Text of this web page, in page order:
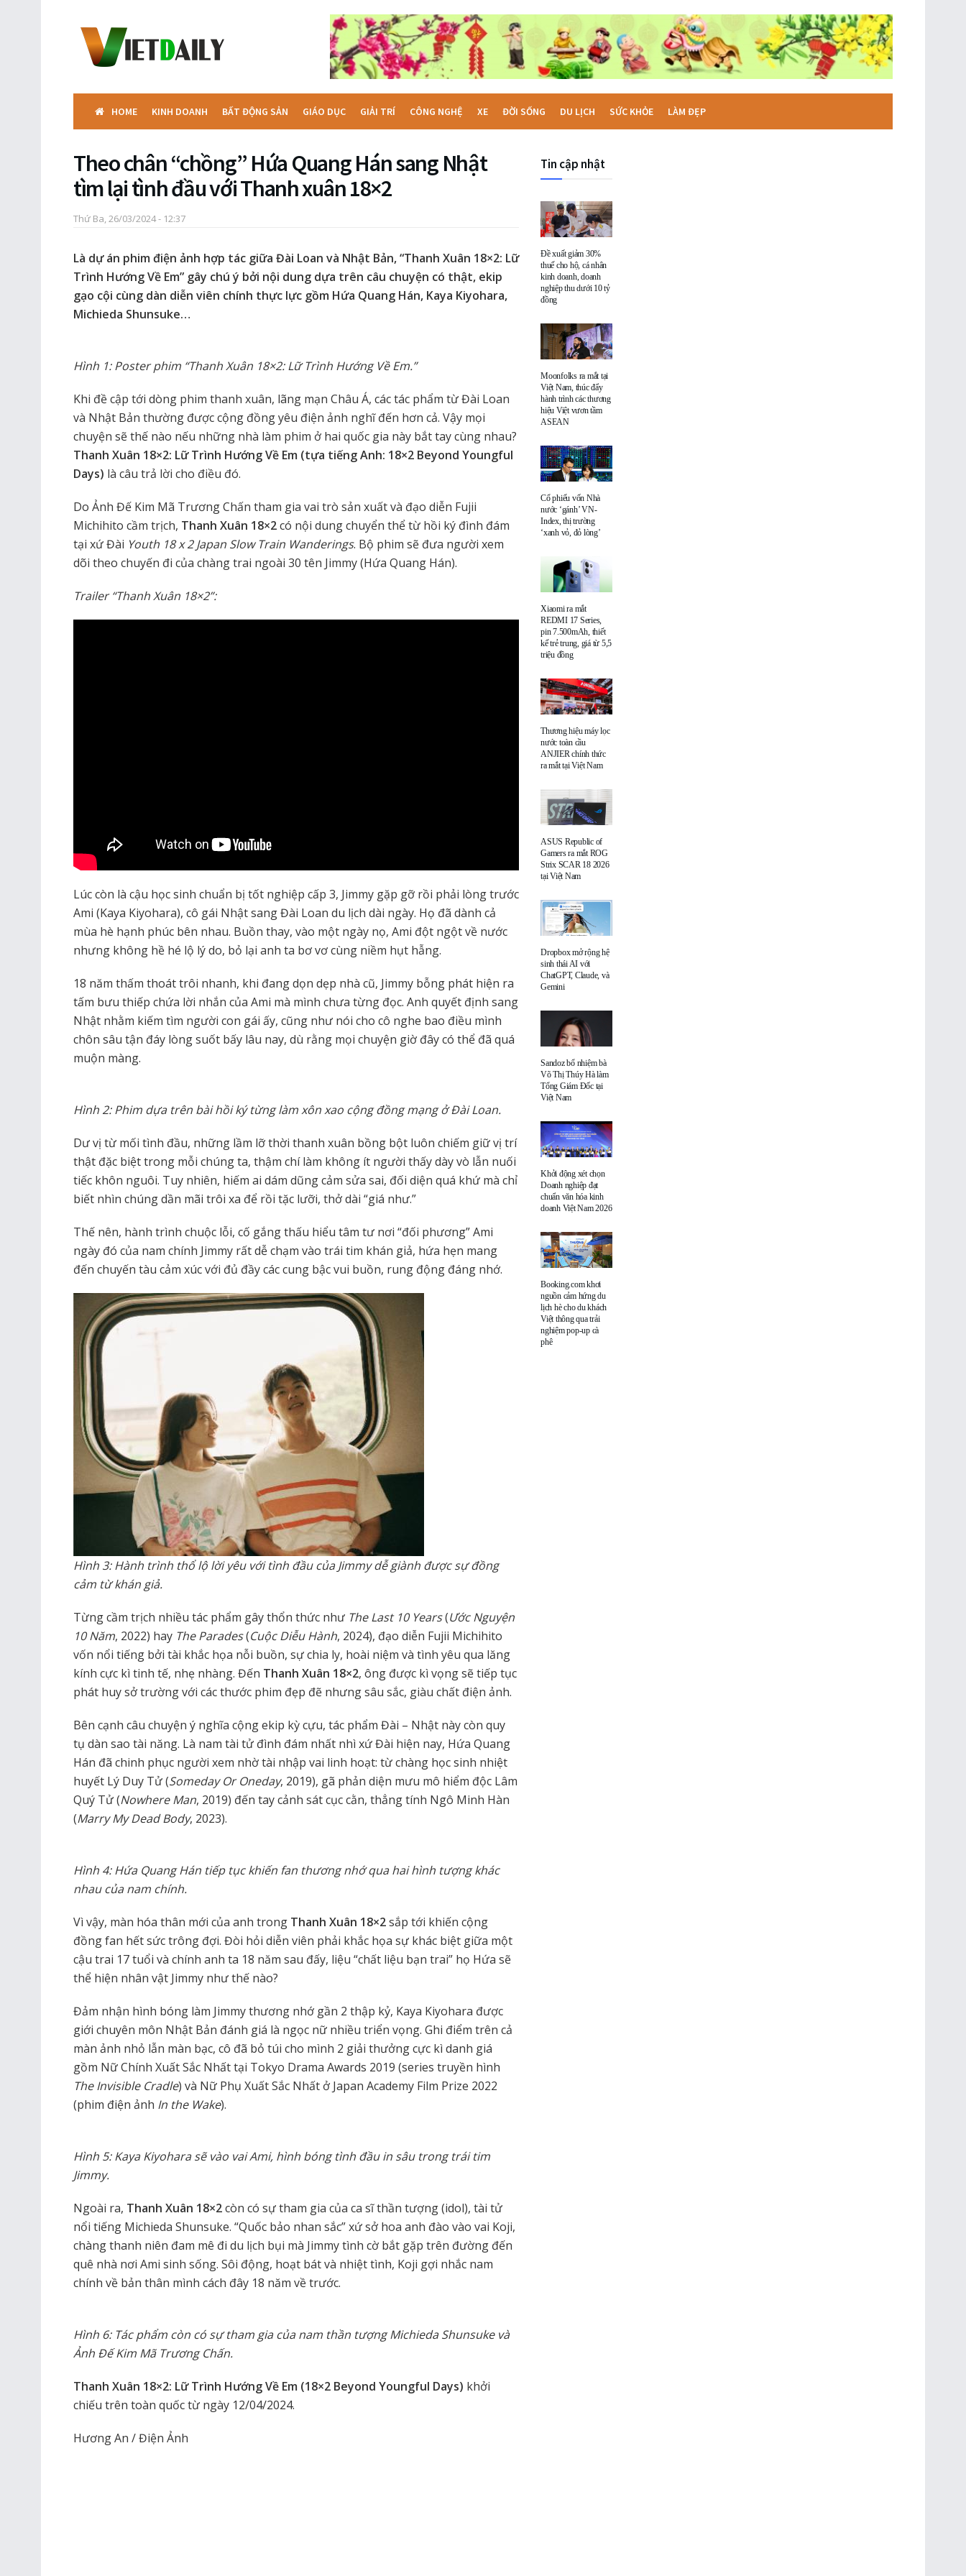
HOME KINH DOANH BẤT ĐỘNG SẢN GIÁO DỤC GIẢI TRÍ CÔNG NGHỆ XE ĐỜI SỐNG DU LỊCH SỨC KHỎE LÀM ĐẸP
Theo chân “chồng” Hứa Quang Hán sang Nhật
tìm lại tình đầu với Thanh xuân 18×2
Thứ Ba, 26/03/2024 - 12:37
Là dự án phim điện ảnh hợp tác giữa Đài Loan và Nhật Bản, “Thanh Xuân 18×2: Lữ
Trình Hướng Về Em” gây chú ý bởi nội dung dựa trên câu chuyện có thật, ekip
gạo cội cùng dàn diễn viên chính thực lực gồm Hứa Quang Hán, Kaya Kiyohara,
Michieda Shunsuke…
Hình 1: Poster phim “Thanh Xuân 18×2: Lữ Trình Hướng Về Em.”
Khi đề cập tới dòng phim thanh xuân, lãng mạn Châu Á, các tác phẩm từ Đài Loan
và Nhật Bản thường được cộng đồng yêu điện ảnh nghĩ đến hơn cả. Vậy mọi
chuyện sẽ thế nào nếu những nhà làm phim ở hai quốc gia này bắt tay cùng nhau?
Thanh Xuân 18×2: Lữ Trình Hướng Về Em (tựa tiếng Anh: 18×2 Beyond Youngful
Days) là câu trả lời cho điều đó.
Do Ảnh Đế Kim Mã Trương Chấn tham gia vai trò sản xuất và đạo diễn Fujii
Michihito cầm trịch, Thanh Xuân 18×2có nội dung chuyển thể từ hồi ký đình đám
tại xứ Đài Youth 18 x 2 Japan Slow Train Wanderings. Bộ phim sẽ đưa người xem
dõi theo chuyến đi của chàng trai ngoài 30 tên Jimmy (Hứa Quang Hán).
Trailer “Thanh Xuân 18×2”:
Lúc còn là cậu học sinh chuẩn bị tốt nghiệp cấp 3, Jimmy gặp gỡ rồi phải lòng trước
Ami (Kaya Kiyohara), cô gái Nhật sang Đài Loan du lịch dài ngày. Họ đã dành cả
mùa hè hạnh phúc bên nhau. Buồn thay, vào một ngày nọ, Ami đột ngột về nước
nhưng không hề hé lộ lý do, bỏ lại anh ta bơ vơ cùng niềm hụt hẫng.
18 năm thấm thoát trôi nhanh, khi đang dọn dẹp nhà cũ, Jimmy bỗng phát hiện ra
tấm bưu thiếp chứa lời nhắn của Ami mà mình chưa từng đọc. Anh quyết định sang
Nhật nhằm kiếm tìm người con gái ấy, cũng như nói cho cô nghe bao điều mình
chôn sâu tận đáy lòng suốt bấy lâu nay, dù rằng mọi chuyện giờ đây có thể đã quá
muộn màng.
Hình 2: Phim dựa trên bài hồi ký từng làm xôn xao cộng đồng mạng ở Đài Loan.
Dư vị từ mối tình đầu, những lầm lỡ thời thanh xuân bồng bột luôn chiếm giữ vị trí
thật đặc biệt trong mỗi chúng ta, thậm chí làm không ít người thấy dày vò lẫn nuối
tiếc khôn nguôi. Tuy nhiên, hiếm ai dám dũng cảm sửa sai, đối diện quá khứ mà chỉ
biết nhìn chúng dần mãi trôi xa để rồi tặc lưỡi, thở dài “giá như.”
Thế nên, hành trình chuộc lỗi, cố gắng thấu hiểu tâm tư nơi “đối phương” Ami
ngày đó của nam chính Jimmy rất dễ chạm vào trái tim khán giả, hứa hẹn mang
đến chuyến tàu cảm xúc với đủ đầy các cung bậc vui buồn, rung động đáng nhớ.
Hình 3: Hành trình thổ lộ lời yêu với tình đầu của Jimmy dễ giành được sự đồng
cảm từ khán giả.
Từng cầm trịch nhiều tác phẩm gây thổn thức như The Last 10 Years(Ước Nguyện
10 Năm, 2022) hay The Parades(Cuộc Diễu Hành, 2024), đạo diễn Fujii Michihito
vốn nổi tiếng bởi tài khắc họa nỗi buồn, sự chia ly, hoài niệm và tình yêu qua lăng
kính cực kì tinh tế, nhẹ nhàng. Đến Thanh Xuân 18×2, ông được kì vọng sẽ tiếp tục
phát huy sở trường với các thước phim đẹp đẽ nhưng sâu sắc, giàu chất điện ảnh.
Bên cạnh câu chuyện ý nghĩa cộng ekip kỳ cựu, tác phẩm Đài – Nhật này còn quy
tụ dàn sao tài năng. Là nam tài tử đình đám nhất nhì xứ Đài hiện nay, Hứa Quang
Hán đã chinh phục người xem nhờ tài nhập vai linh hoạt: từ chàng học sinh nhiệt
huyết Lý Duy Tử (Someday Or Oneday, 2019), gã phản diện mưu mô hiểm độc Lâm
Quý Tử (Nowhere Man, 2019) đến tay cảnh sát cục cằn, thẳng tính Ngô Minh Hàn
(Marry My Dead Body, 2023).
Hình 4: Hứa Quang Hán tiếp tục khiến fan thương nhớ qua hai hình tượng khác
nhau của nam chính.
Vì vậy, màn hóa thân mới của anh trong Thanh Xuân 18×2sắp tới khiến cộng
đồng fan hết sức trông đợi. Đòi hỏi diễn viên phải khắc họa sự khác biệt giữa một
cậu trai 17 tuổi và chính anh ta 18 năm sau đấy, liệu “chất liệu bạn trai” họ Hứa sẽ
thể hiện nhân vật Jimmy như thế nào?
Đảm nhận hình bóng làm Jimmy thương nhớ gần 2 thập kỷ, Kaya Kiyohara được
giới chuyên môn Nhật Bản đánh giá là ngọc nữ nhiều triển vọng. Ghi điểm trên cả
màn ảnh nhỏ lẫn màn bạc, cô đã bỏ túi cho mình 2 giải thưởng cực kì danh giá
gồm Nữ Chính Xuất Sắc Nhất tại Tokyo Drama Awards 2019 (series truyền hình
The Invisible Cradle) và Nữ Phụ Xuất Sắc Nhất ở Japan Academy Film Prize 2022
(phim điện ảnh In the Wake).
Hình 5: Kaya Kiyohara sẽ vào vai Ami, hình bóng tình đầu in sâu trong trái tim
Jimmy.
Ngoài ra, Thanh Xuân 18×2còn có sự tham gia của ca sĩ thần tượng (idol), tài tử
nổi tiếng Michieda Shunsuke. “Quốc bảo nhan sắc” xứ sở hoa anh đào vào vai Koji,
chàng thanh niên đam mê đi du lịch bụi mà Jimmy tình cờ bắt gặp trên đường đến
quê nhà nơi Ami sinh sống. Sôi động, hoạt bát và nhiệt tình, Koji gợi nhắc nam
chính về bản thân mình cách đây 18 năm về trước.
Hình 6: Tác phẩm còn có sự tham gia của nam thần tượng Michieda Shunsuke và
Ảnh Đế Kim Mã Trương Chấn.
Thanh Xuân 18×2: Lữ Trình Hướng Về Em (18×2 Beyond Youngful Days) khởi
chiếu trên toàn quốc từ ngày 12/04/2024.
Hương An / Điện Ảnh
Tin cập nhật
Đề xuất giảm 30%
thuế cho hộ, cá nhân
kinh doanh, doanh
nghiệp thu dưới 10 tỷ
đồng
Moonfolks ra mắt tại
Việt Nam, thúc đẩy
hành trình các thương
hiệu Việt vươn tầm
ASEAN
Cổ phiếu vốn Nhà
nước ‘gánh’ VN-
Index, thị trường
‘xanh vỏ, đỏ lòng’
Xiaomi ra mắt
REDMI 17 Series,
pin 7.500mAh, thiết
kế trẻ trung, giá từ 5,5
triệu đồng
Thương hiệu máy lọc
nước toàn cầu
ANJIER chính thức
ra mắt tại Việt Nam
ASUS Republic of
Gamers ra mắt ROG
Strix SCAR 18 2026
tại Việt Nam
Dropbox mở rộng hệ
sinh thái AI với
ChatGPT, Claude, và
Gemini
Sandoz bổ nhiệm bà
Võ Thị Thúy Hà làm
Tổng Giám Đốc tại
Việt Nam
Khởi động xét chọn
Doanh nghiệp đạt
chuẩn văn hóa kinh
doanh Việt Nam 2026
Booking.com khơi
nguồn cảm hứng du
lịch hè cho du khách
Việt thông qua trải
nghiệm pop-up cà
phê